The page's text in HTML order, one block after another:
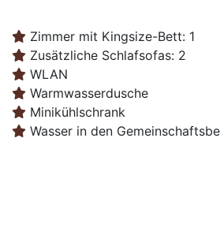
Zimmer mit Kingsize-Bett: 1
Zusätzliche Schlafsofas: 2
WLAN
Warmwasserdusche
Minikühlschrank
Wasser in den